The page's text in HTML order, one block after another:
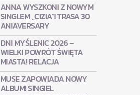
ANNA WYSZKONI Z NOWYM
SINGLEM „CIZIA”! TRASA 30
ANIAVERSARY
DNI MYŚLENIC 2026 –
WIELKI POWRÓT ŚWIĘTA
MIASTA! RELACJA
MUSE ZAPOWIADA NOWY
ALBUM! SINGIEL